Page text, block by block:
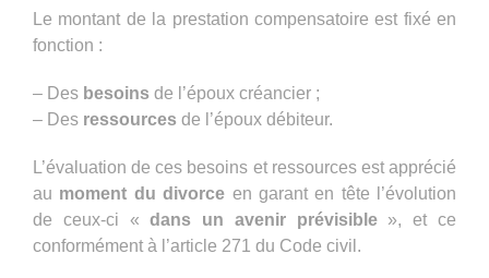
Le montant de la prestation compensatoire est fixé en
fonction :
– Des besoins de l’époux créancier ;
– Des ressources de l’époux débiteur.
L’évaluation de ces besoins et ressources est apprécié
au moment du divorce en garant en tête l’évolution
de ceux-ci «dans un avenir prévisible», et ce
conformément à l’article 271 du Code civil.